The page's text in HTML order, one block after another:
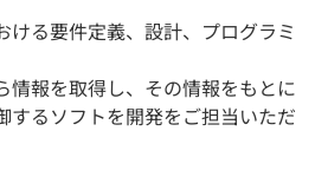
る要件定義、設計、プログラミ
情報を取得し、その情報をもとに
するソフトを開発をご担当いただ